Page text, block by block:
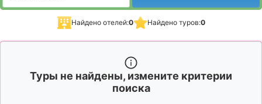
Найдено отелей:0 Найдено туров:0
Туры не найдены, измените критерии
поиска